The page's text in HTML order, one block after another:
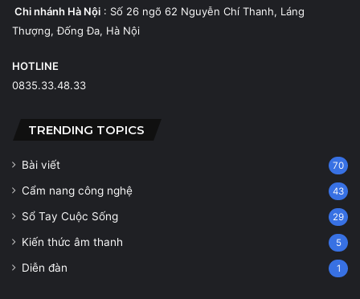
Chi nhánh Hà Nội : Số 26 ngõ 62 Nguyễn Chí Thanh, Láng
Thượng, Đống Đa, Hà Nội
HOTLINE
0835.33.48.33
TRENDING TOPICS
Bài viết 70
Cẩm nang công nghệ 43
Sổ Tay Cuộc Sống 29
Kiến thức âm thanh 5
Diễn đàn 1